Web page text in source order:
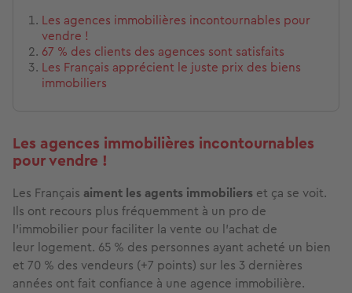
Les agences immobilières incontournables pour
vendre !
67 % des clients des agences sont satisfaits
Les Français apprécient le juste prix des biens
immobiliers
Les agences immobilières incontournables
pour vendre !
Les Français aiment les agents immobiliers et ça se voit.
Ils ont recours plus fréquemment à un pro de
l'immobilier pour faciliter la vente ou l’achat de
leur logement. 65 % des personnes ayant acheté un bien
et 70 % des vendeurs (+7 points) sur les 3 dernières
années ont fait confiance à une agence immobilière.